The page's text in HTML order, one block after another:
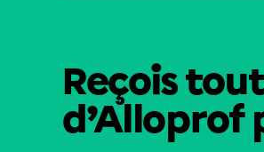
Reçois
d’Alloprof